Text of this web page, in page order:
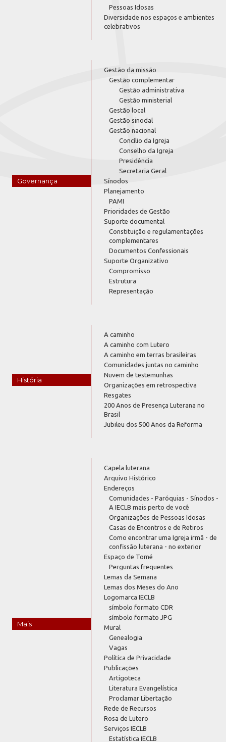
Pessoas Idosas
Diversidade nos espaços e ambientes
celebrativos
Governança
Gestão da missão
Gestão complementar
Gestão administrativa
Gestão ministerial
Gestão local
Gestão sinodal
Gestão nacional
Concílio da Igreja
Conselho da Igreja
Presidência
Secretaria Geral
Sínodos
Planejamento
PAMI
Prioridades de Gestão
Suporte documental
Constituição e regulamentações
complementares
Documentos Confessionais
Suporte Organizativo
Compromisso
Estrutura
Representação
História
A caminho
A caminho com Lutero
A caminho em terras brasileiras
Comunidades juntas no caminho
Nuvem de testemunhas
Organizações em retrospectiva
Resgates
200 Anos de Presença Luterana no
Brasil
Jubileu dos 500 Anos da Reforma
Mais
Capela luterana
Arquivo Histórico
Endereços
Comunidades - Paróquias - Sínodos -
A IECLB mais perto de você
Organizações de Pessoas Idosas
Casas de Encontros e de Retiros
Como encontrar uma Igreja irmã - de
confissão luterana - no exterior
Espaço de Tomé
Perguntas frequentes
Lemas da Semana
Lemas dos Meses do Ano
Logomarca IECLB
símbolo formato CDR
símbolo formato JPG
Mural
Genealogia
Vagas
Política de Privacidade
Publicações
Artigoteca
Literatura Evangelística
Proclamar Libertação
Rede de Recursos
Rosa de Lutero
Serviços IECLB
Estatística IECLB